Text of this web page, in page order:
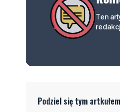
Ten
Podziel się tym